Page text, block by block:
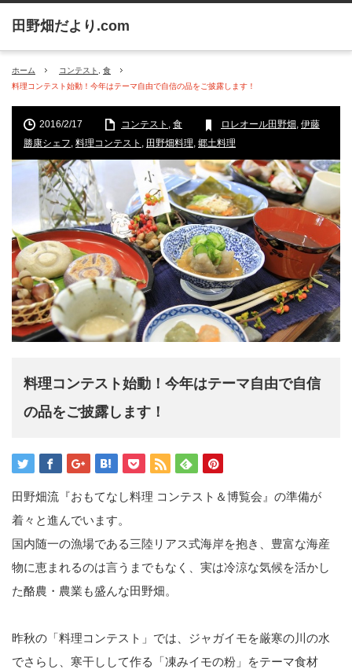
ホーム コンテスト
食
料理コンテスト始動！今年はテーマ自由で自信の品をご披露します！
2016/2/17 コンテスト , 食 ロレオール田野畑 , 伊藤
勝康シェフ, 料理コンテスト , 田野畑料理, 郷土料理
料理コンテスト始動！今年はテーマ自由で自信
の品をご披露します！
田野畑流『おもてなし料理 コンテスト＆博覧会』の準備が
着々と進んでいます。
国内随一の漁場である三陸リアス式海岸を抱き、豊富な海産
物に恵まれるのは言うまでもなく、実は冷涼な気候を活かし
た酪農・農業も盛んな田野畑。
昨秋の「料理コンテスト」では、ジャガイモを厳寒の川の水
でさらし、寒干しして作る「凍みイモの粉」をテーマ食材